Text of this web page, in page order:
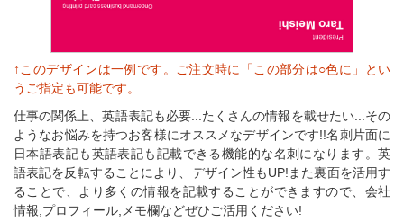
↑このデザインは一例です。ご注文時に「この部分は○色に」とい
うご指定も可能です。
仕事の関係上、英語表記も必要...たくさんの情報を載せたい...その
ようなお悩みを持つお客様にオススメなデザインです!!名刺片面に
日本語表記も英語表記も記載できる機能的な名刺になります。英
語表記を反転することにより、デザイン性もUP!また裏面を活用す
ることで、より多くの情報を記載することができますので、会社
情報,プロフィール,メモ欄などぜひご活用ください!